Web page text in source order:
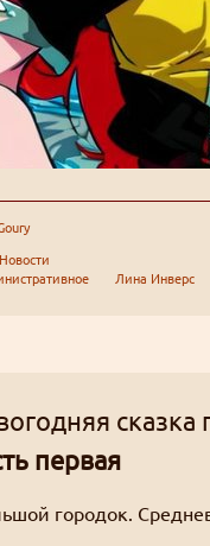
Новости
Лина Инверс
первая
городок.